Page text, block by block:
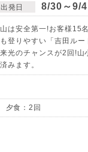
出発日 8/30～9/4
は安全第一!お客様15
登りやすい「吉田ル
光のチャンスが2回!山
みます。
食：2回